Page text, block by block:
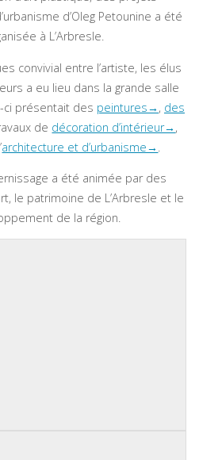
d’Oleg Petounine a été
à L’Arbresle.
convivial entre l’artiste, les élus
a eu lieu dans la grande salle
ci présentait des peintures→ , des
de décoration d’intérieur→ ,
architecture et d’urbanisme→
a été animée par des
le patrimoine de L’Arbresle et le
de la région.